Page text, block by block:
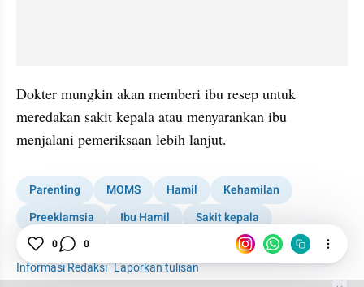
Dokter mungkin akan memberi ibu resep untuk
meredakan sakit kepala atau menyarankan ibu
menjalani pemeriksaan lebih lanjut.
Parenting MOMS Hamil
Kehamilan
Preeklamsia
Ibu Hamil
Sakit kepala
Trimester Ketiga Kehamilan
Informasi Redaksi·Laporkan tulisan
0 0